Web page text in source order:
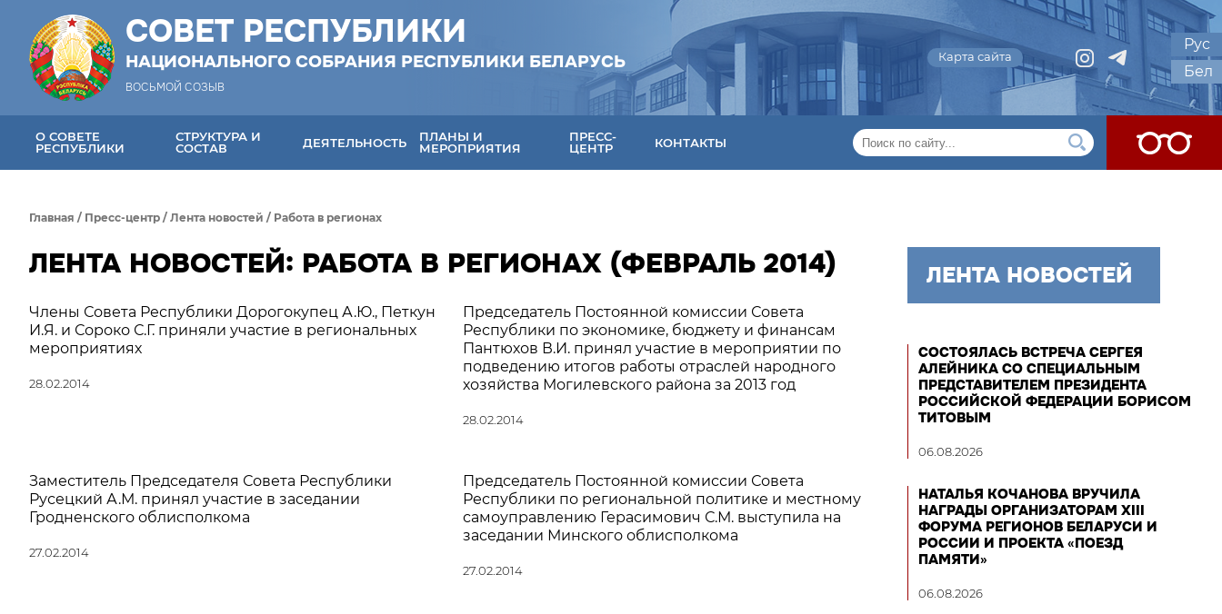
СОВЕТ РЕСПУБЛИКИ
НАЦИОНАЛЬНОГО СОБРАНИЯ РЕСПУБЛИКИ БЕЛАРУСЬ
ВОСЬМОЙ СОЗЫВ
Карта сайта
Рус
Бел
О СОВЕТЕ
РЕСПУБЛИКИ
СТРУКТУРА И
СОСТАВ
ДЕЯТЕЛЬНОСТЬ
ПЛАНЫ И
МЕРОПРИЯТИЯ
ПРЕСС-
ЦЕНТР
КОНТАКТЫ
Главная / Пресс-центр / Лента новостей / Работа в регионах
ЛЕНТА НОВОСТЕЙ: РАБОТА В РЕГИОНАХ (ФЕВРАЛЬ 2014)
Члены Совета Республики Дорогокупец А.Ю., Петкун
И.Я. и Сороко С.Г. приняли участие в региональных
мероприятиях
28.02.2014
Председатель Постоянной комиссии Совета
Республики по экономике, бюджету и финансам
Пантюхов В.И. принял участие в мероприятии по
подведению итогов работы отраслей народного
хозяйства Могилевского района за 2013 год
28.02.2014
Заместитель Председателя Совета Республики
Русецкий А.М. принял участие в заседании
Гродненского облисполкома
27.02.2014
Председатель Постоянной комиссии Совета
Республики по региональной политике и местному
самоуправлению Герасимович С.М. выступила на
заседании Минского облисполкома
27.02.2014
ЛЕНТА НОВОСТЕЙ
СОСТОЯЛАСЬ ВСТРЕЧА СЕРГЕЯ
АЛЕЙНИКА СО СПЕЦИАЛЬНЫМ
ПРЕДСТАВИТЕЛЕМ ПРЕЗИДЕНТА
РОССИЙСКОЙ ФЕДЕРАЦИИ БОРИСОМ
ТИТОВЫМ
06.08.2026
НАТАЛЬЯ КОЧАНОВА ВРУЧИЛА
НАГРАДЫ ОРГАНИЗАТОРАМ XIII
ФОРУМА РЕГИОНОВ БЕЛАРУСИ И
РОССИИ И ПРОЕКТА «ПОЕЗД
ПАМЯТИ»
06.08.2026